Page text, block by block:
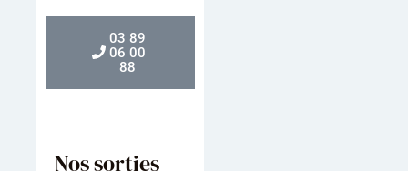
03 89
06 00
88
Nos sorties